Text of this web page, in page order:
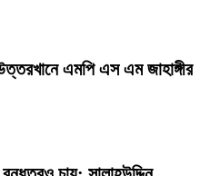
এমপি এস এম জাহাঙ্গীর